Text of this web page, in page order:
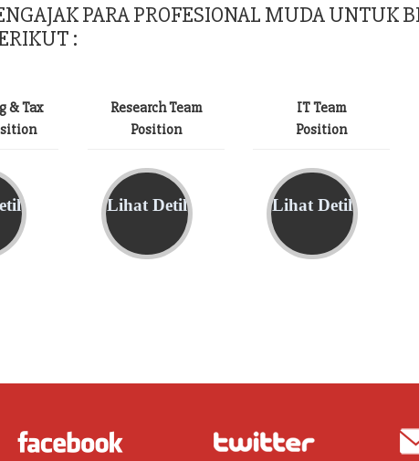
PARA PROFESIONAL MUDA UNTUK
:
& Tax
Research Team
Position
Lihat Detil
IT Team
Position
Lihat Detil